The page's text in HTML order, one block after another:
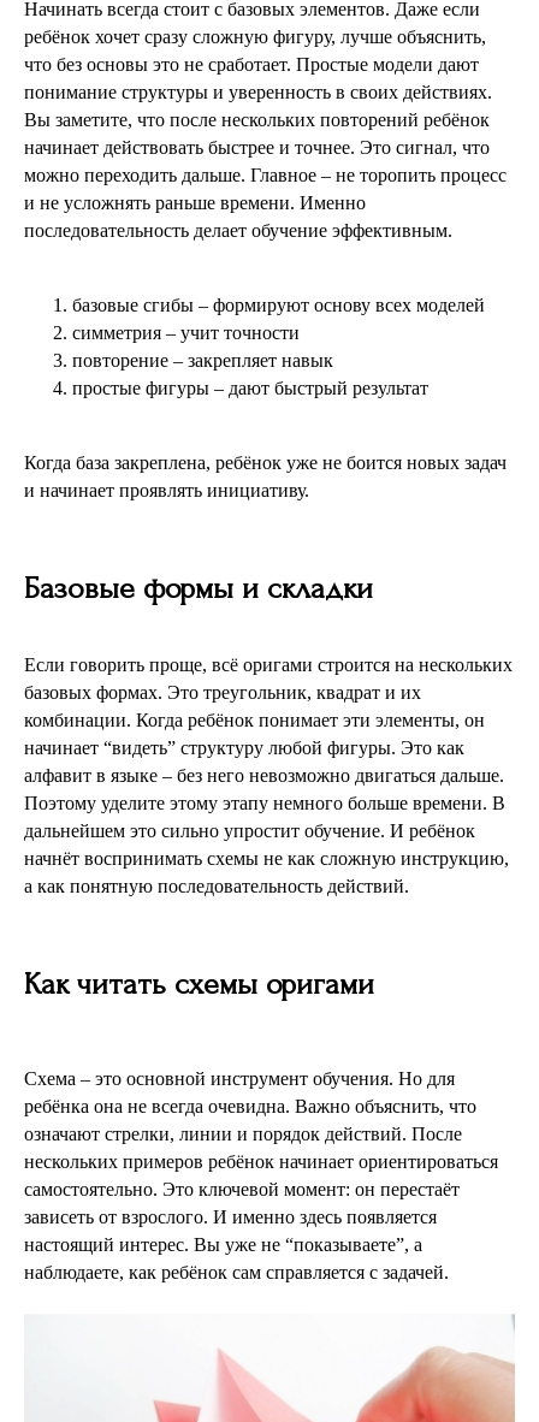
Начинать всегда стоит с базовых элементов. Даже если
ребёнок хочет сразу сложную фигуру, лучше объяснить,
что без основы это не сработает. Простые модели дают
понимание структуры и уверенность в своих действиях.
Вы заметите, что после нескольких повторений ребёнок
начинает действовать быстрее и точнее. Это сигнал, что
можно переходить дальше. Главное – не торопить процесс
и не усложнять раньше времени. Именно
последовательность делает обучение эффективным.
базовые сгибы – формируют основу всех моделей
симметрия – учит точности
повторение – закрепляет навык
простые фигуры – дают быстрый результат
Когда база закреплена, ребёнок уже не боится новых задач
и начинает проявлять инициативу.
Базовые формы и складки
Если говорить проще, всё оригами строится на нескольких
базовых формах. Это треугольник, квадрат и их
комбинации. Когда ребёнок понимает эти элементы, он
начинает “видеть” структуру любой фигуры. Это как
алфавит в языке – без него невозможно двигаться дальше.
Поэтому уделите этому этапу немного больше времени. В
дальнейшем это сильно упростит обучение. И ребёнок
начнёт воспринимать схемы не как сложную инструкцию,
а как понятную последовательность действий.
Как читать схемы оригами
Схема – это основной инструмент обучения. Но для
ребёнка она не всегда очевидна. Важно объяснить, что
означают стрелки, линии и порядок действий. После
нескольких примеров ребёнок начинает ориентироваться
самостоятельно. Это ключевой момент: он перестаёт
зависеть от взрослого. И именно здесь появляется
настоящий интерес. Вы уже не “показываете”, а
наблюдаете, как ребёнок сам справляется с задачей.